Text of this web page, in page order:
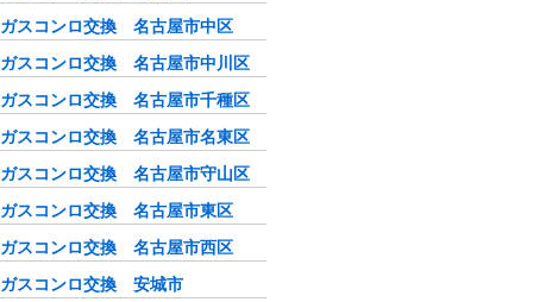
ガスコンロ交換 名古屋市中区
ガスコンロ交換 名古屋市中川区
ガスコンロ交換 名古屋市千種区
ガスコンロ交換 名古屋市名東区
ガスコンロ交換 名古屋市守山区
ガスコンロ交換 名古屋市東区
ガスコンロ交換 名古屋市西区
ガスコンロ交換 安城市